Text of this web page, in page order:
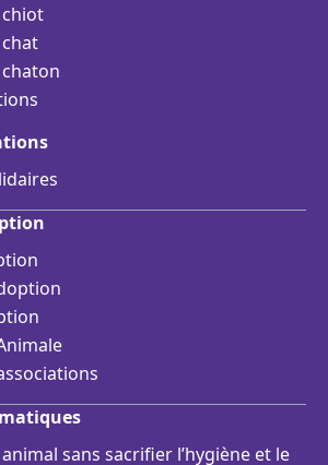
sans sacrifier l’hygiène et le